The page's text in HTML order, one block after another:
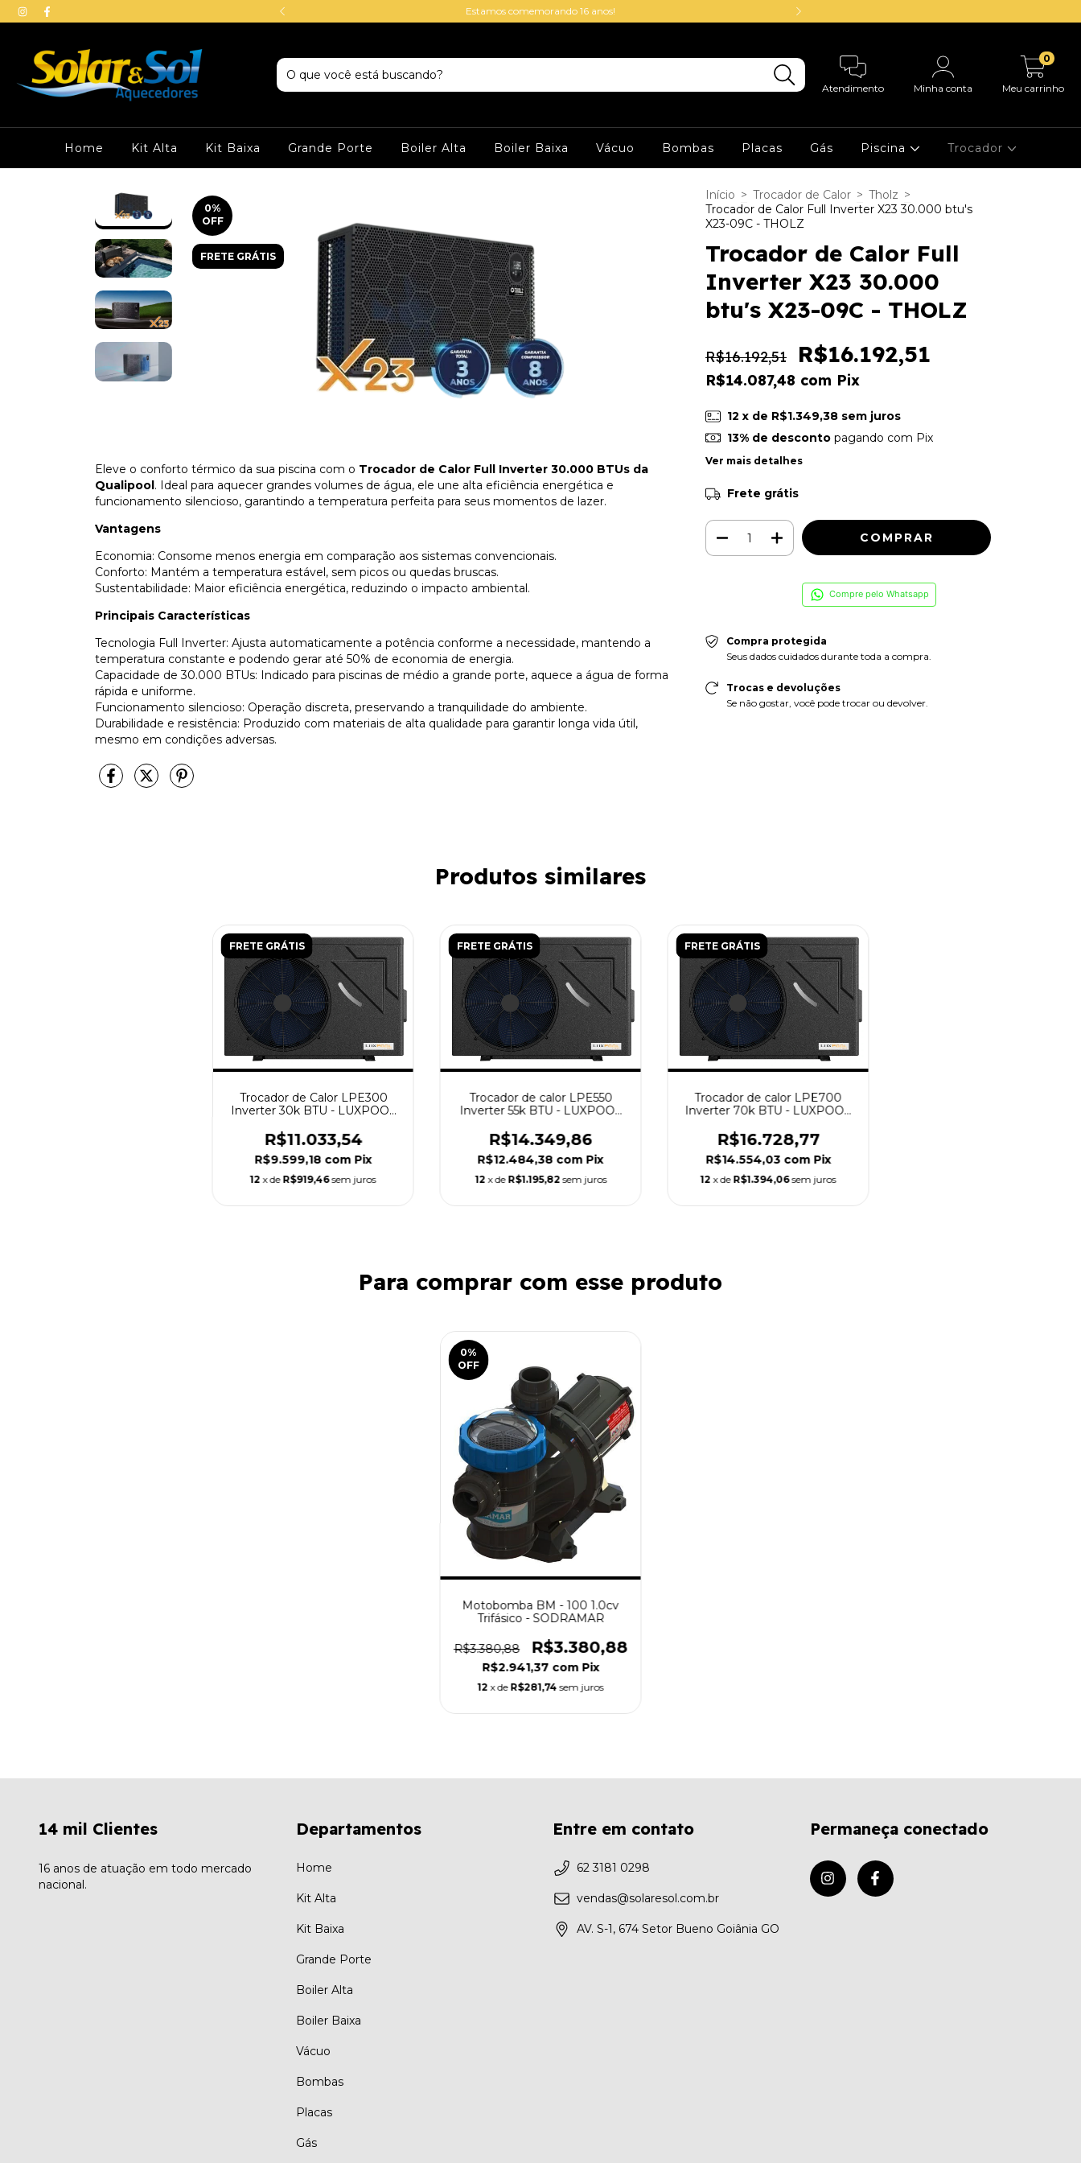
em todo Brasil Estamos comemorando 16 anos!
Atendimento Minha conta Meu carrinho
0
Home Kit Alta Kit Baixa Grande Porte Boiler Alta Boiler Baixa Vácuo Bombas Placas Gás Piscina Trocador
0%
OFF
FRETE GRÁTIS
Eleve o conforto térmico da sua piscina com o Trocador de Calor Full Inverter 30.000 BTUs da
Qualipool. Ideal para aquecer grandes volumes de água, ele une alta eficiência energética e
funcionamento silencioso, garantindo a temperatura perfeita para seus momentos de lazer.
Vantagens
Economia: Consome menos energia em comparação aos sistemas convencionais.
Conforto: Mantém a temperatura estável, sem picos ou quedas bruscas.
Sustentabilidade: Maior eficiência energética, reduzindo o impacto ambiental.
Principais Características
Tecnologia Full Inverter: Ajusta automaticamente a potência conforme a necessidade, mantendo a
temperatura constante e podendo gerar até 50% de economia de energia.
Capacidade de 30.000 BTUs: Indicado para piscinas de médio a grande porte, aquece a água de forma
rápida e uniforme.
Funcionamento silencioso: Operação discreta, preservando a tranquilidade do ambiente.
Durabilidade e resistência: Produzido com materiais de alta qualidade para garantir longa vida útil,
mesmo em condições adversas.
Início > Trocador de Calor > Tholz >
Trocador de Calor Full Inverter X23 30.000 btu's
X23-09C - THOLZ
Trocador de Calor Full
Inverter X23 30.000
btu's X23-09C - THOLZ
R$16.192,51 R$16.192,51
R$14.087,48 com Pix
12 x de R$1.349,38 sem juros
13% de descontopagando com Pix
Ver mais detalhes
Frete grátis
Compre pelo Whatsapp
Compra protegida
Seus dados cuidados durante toda a compra.
Trocas e devoluções
Se não gostar, você pode trocar ou devolver.
Produtos similares
FRETE GRÁTIS
Trocador de Calor LPE300
Inverter 30k BTU - LUXPOOL
R$11.033,54
R$9.599,18 com Pix
12 x de R$919,46 sem juros
FRETE GRÁTIS
Trocador de calor LPE550
Inverter 55k BTU - LUXPOOL
R$14.349,86
R$12.484,38 com Pix
12 x de R$1.195,82 sem juros
FRETE GRÁTIS
Trocador de calor LPE700
Inverter 70k BTU - LUXPOOL
R$16.728,77
R$14.554,03 com Pix
12 x de R$1.394,06 sem juros
Para comprar com esse produto
0%
OFF
Motobomba BM - 100 1.0cv
Trifásico - SODRAMAR
R$3.380,88 R$3.380,88
R$2.941,37 com Pix
12 x de R$281,74 sem juros
14 mil Clientes
16 anos de atuação em todo mercado
nacional.
Departamentos
Home
Kit Alta
Kit Baixa
Grande Porte
Boiler Alta
Boiler Baixa
Vácuo
Bombas
Placas
Gás
Entre em contato
62 3181 0298
vendas@solaresol.com.br
AV. S-1, 674 Setor Bueno Goiânia GO
Permaneça conectado